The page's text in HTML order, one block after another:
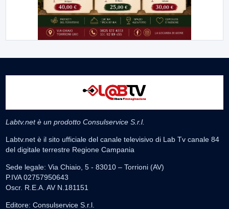
Labtv.net è un prodotto Consulservice S.r.l.
Labtv.net è il sito ufficiale del canale televisivo di Lab Tv canale 84
del digitale terrestre Regione Campania
Sede legale: Via Chiaio, 5 - 83010 – Torrioni (AV)
P.IVA 02757950643
Oscr. R.E.A. AV N.181151
Editore: Consulservice S.r.l.